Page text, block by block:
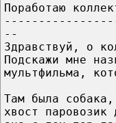
Поработаю
--
Здравствуй, о
Подскажи мне
мультфильма,
Там была
хвост паровозик